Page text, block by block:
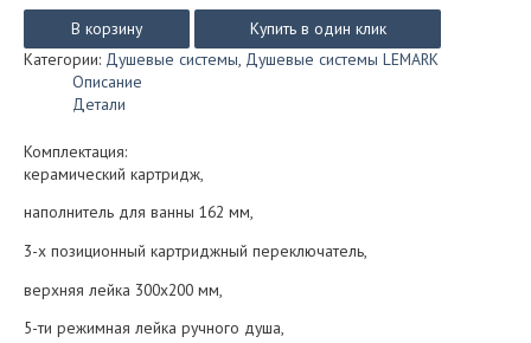
встраиваемый
Lemark
ATLANTISS
LM3242C
В корзину
Купить в один клик
Категории: Душевые системы, Душевые системы LEMARK
Описание
Детали
Комплектация:
керамический картридж,
наполнитель для ванны 162 мм,
3-х позиционный картриджный переключатель,
верхняя лейка 300х200 мм,
5-ти режимная лейка ручного душа,